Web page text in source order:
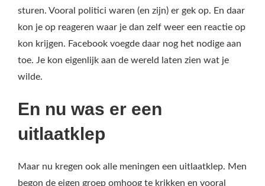
sturen. Vooral politici waren (en zijn) er gek op. En daar
kon je op reageren waar je dan zelf weer een reactie op
kon krijgen. Facebook voegde daar nog het nodige aan
toe. Je kon eigenlijk aan de wereld laten zien wat je
wilde.
En nu was er een
uitlaatklep
Maar nu kregen ook alle meningen een uitlaatklep. Men
begon de eigen groep omhoog te krikken en vooral